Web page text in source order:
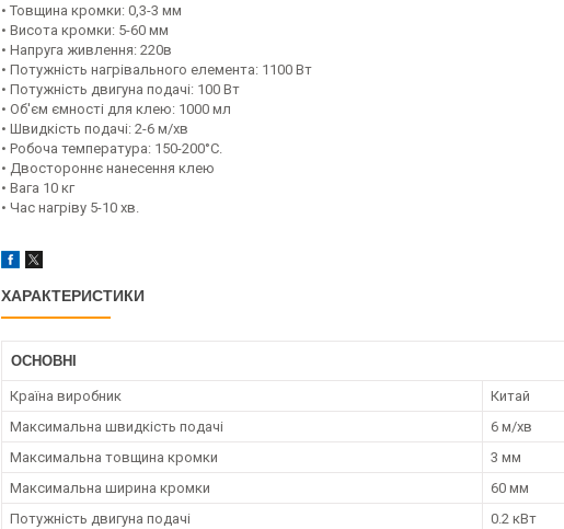
• Товщина кромки: 0,3-3 мм
• Висота кромки: 5-60 мм
• Напруга живлення: 220в
• Потужність нагрівального елемента: 1100 Вт
• Потужність двигуна подачі: 100 Вт
• Об'єм ємності для клею: 1000 мл
• Швидкість подачі: 2-6 м/хв
• Робоча температура: 150-200°С.
• Двостороннє нанесення клею
• Вага 10 кг
• Час нагріву 5-10 хв.
ХАРАКТЕРИСТИКИ
ОСНОВНІ
Країна виробник
Китай
Максимальна швидкість подачі
6 м/хв
Максимальна товщина кромки
3 мм
Максимальна ширина кромки
60 мм
Потужність двигуна подачі
0.2 кВт